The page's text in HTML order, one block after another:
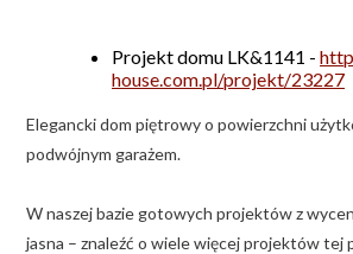
Projekt domu LK&1141 -
house.com.pl/projekt/23227
Elegancki dom piętrowy o powierzchni
podwójnym garażem.
W naszej bazie gotowych projektów z
jasna – znaleźć o wiele więcej projektów tej